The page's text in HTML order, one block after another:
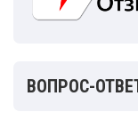
ВОПРОС-